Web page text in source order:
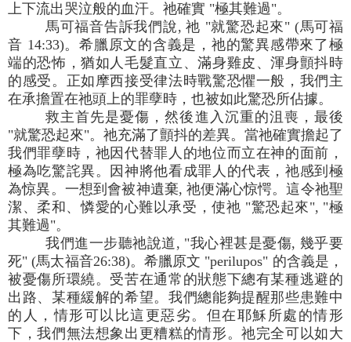
上下流出哭泣般的血汗。祂確實 "極其難過"。
馬可福音告訴我們說, 祂 "就驚恐起來" (馬可福
音 14:33)。希臘原文的含義是，祂的驚異感帶來了極
端的恐怖，猶如人毛髮直立、滿身雞皮、渾身顫抖時
的感受。正如摩西接受律法時戰驚恐懼一般，我們主
在承擔置在祂頭上的罪孽時，也被如此驚恐所佔據。
救主首先是憂傷，然後進入沉重的沮喪，最後
"就驚恐起來"。祂充滿了顫抖的差異。當祂確實擔起了
我們罪孽時，祂因代替罪人的地位而立在神的面前，
極為吃驚詫異。因神將他看成罪人的代表，祂感到極
為惊異。一想到會被神遺棄, 祂便滿心惊愕。這令祂聖
潔、柔和、憐愛的心難以承受，使祂 "驚恐起來", "極
其難過"。
我們進一步聽祂說道, "我心裡甚是憂傷, 幾乎要
死" (馬太福音26:38)。希臘原文 "perilupos" 的含義是，
被憂傷所環繞。受苦在通常的狀態下總有某種逃避的
出路、某種緩解的希望。我們總能夠提醒那些患難中
的人，情形可以比這更惡劣。但在耶穌所處的情形
下，我們無法想象出更糟糕的情形。祂完全可以如大